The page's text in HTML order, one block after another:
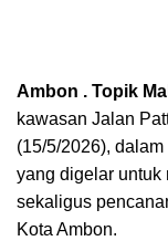
Ambon . Topik
kawasan Jalan
(15/5/2026),
yang digelar untuk
sekaligus
Kota Ambon.